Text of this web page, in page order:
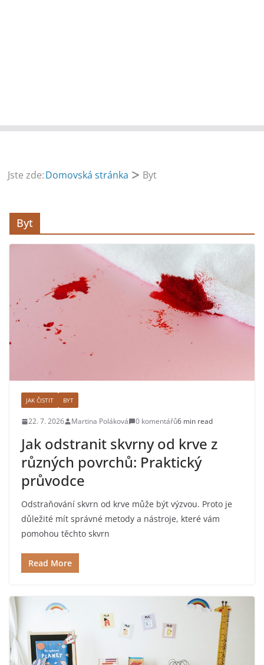
Jste zde:Domovská stránka Byt
Byt
JAK ČISTIT BYT
22. 7. 2026 Martina Poláková 0 komentářů6 min read
Jak odstranit skvrny od krve z
různých povrchů: Praktický
průvodce
Odstraňování skvrn od krve může být výzvou. Proto je
důležité mít správné metody a nástroje, které vám
pomohou těchto skvrn
Read More